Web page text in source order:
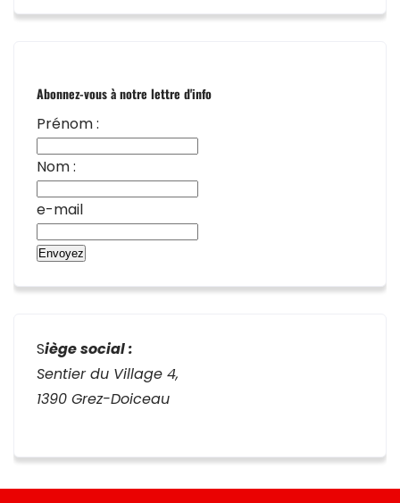
Abonnez-vous à notre lettre d'info
Prénom :
Nom :
e-mail
Siège social :
Sentier du Village 4,
1390 Grez-Doiceau